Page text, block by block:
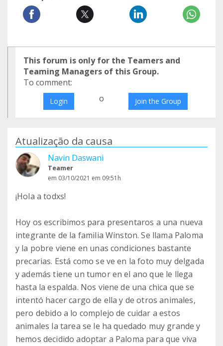
This forum is only for the Teamers and
Teaming Managers of this Group.
To comment:
Login o Join the Group
Atualização da causa
Navin Daswani
Teamer
em 03/10/2021 em 09:51h
¡Hola a todxs!
Hoy os escribimos para presentaros a una nueva
integrante de la familia Winston. Se llama Paloma
y la pobre viene en unas condiciones bastante
precarias. Está como se ve en la foto muy delgada
y además tiene un tumor en el ano que le llega
hasta la espalda. Nos viene de una chica que se
intentó hacer cargo de ella y de otros animales,
pero debido a lo complejo de cuidar a estos
animales la tarea se le ha quedado muy grande y
hemos decidido adoptar a Paloma para que viva